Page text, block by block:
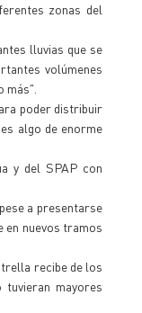
zonas del
lluvias que se
volúmenes
más".
poder distribuir
algo de enorme
y del SPAP con
a presentarse
en nuevos tramos
recibe de los
mayores